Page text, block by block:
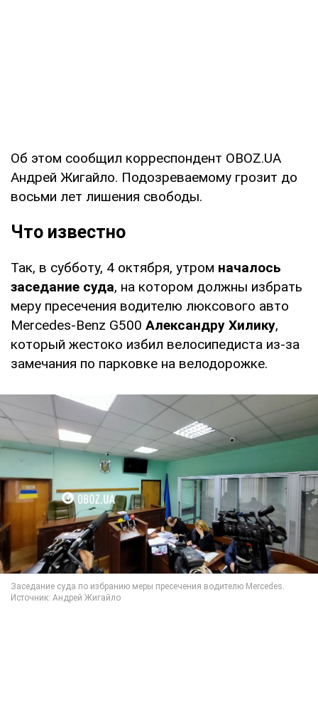
Об этом сообщил корреспондент OBOZ.UA
Андрей Жигайло. Подозреваемому грозит до
восьми лет лишения свободы.
Что известно
Так, в субботу, 4 октября, утром началось
заседание суда, на котором должны избрать
меру пресечения водителю люксового авто
Mercedes-Benz G500 Александру Хилику,
который жестоко избил велосипедиста из-за
замечания по парковке на велодорожке.